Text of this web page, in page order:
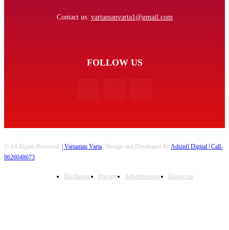
Contact us: vartamanvarta1@gmail.com
FOLLOW US
© All Rights Reserved. | Vartaman Varta | Design and Developed ByAdsinfi Digital | Call-
8626048673
Disclaimer Privacy Advertisement Contact us